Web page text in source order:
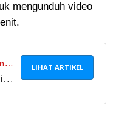
mengunduh video
LIHAT ARTIKEL